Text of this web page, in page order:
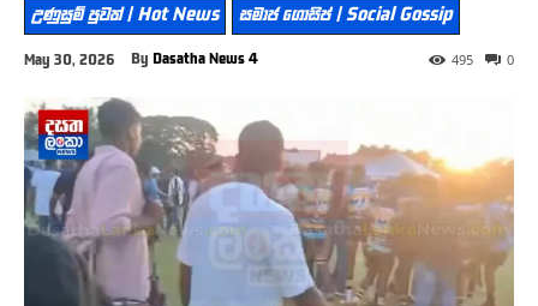
උණුසුම් පුවත් | Hot News සමාජ ගොසිප් | Social Gossip
May 30, 2026 By Dasatha News 4 0
495